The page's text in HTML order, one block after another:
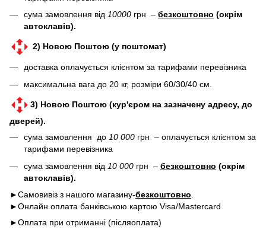
сума замовлення від 10000 грн – безкоштовно (окрім
автоклавів).
2) Новою Поштою (у поштомат)
доставка оплачується клієнтом за тарифами перевізника
максимальна вага до 20 кг, розміри 60/30/40 см.
3) Новою Поштою (кур'єром на зазначену адресу, до
дверей).
сума замовлення до 10 000 грн – оплачується клієнтом за
тарифами перевізника
сума замовлення від 10 000 грн – безкоштовно (окрім
автоклавів).
►Самовивіз з нашого магазину-безкоштовно
►Онлайн оплата банківською картою Visa/Mastercard
►Оплата при отриманні (післяоплата)